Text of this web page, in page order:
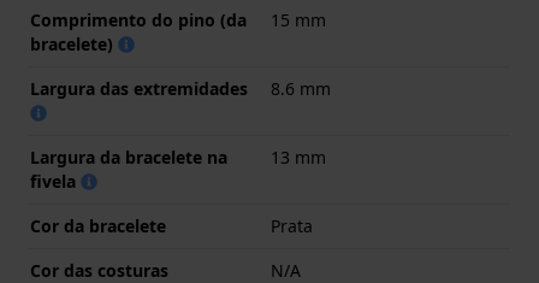
Comprimento do pino (da
bracelete)
15 mm
Largura das extremidades 8.6 mm
Largura da bracelete na
fivela
13 mm
Cor da bracelete
Prata
Cor das costuras
N/A